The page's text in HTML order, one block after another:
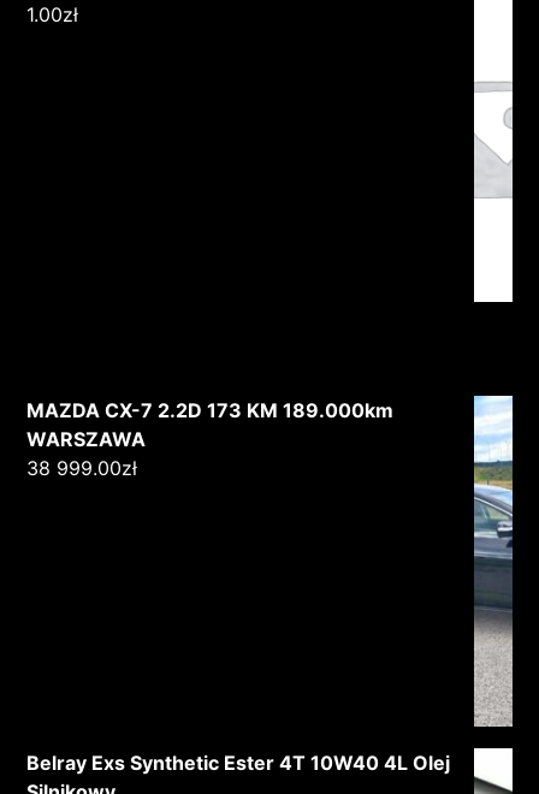
1.00zł
MAZDA CX-7 2.2D 173 KM 189.000km
WARSZAWA
38 999.00zł
Belray Exs Synthetic Ester 4T 10W40 4L Olej